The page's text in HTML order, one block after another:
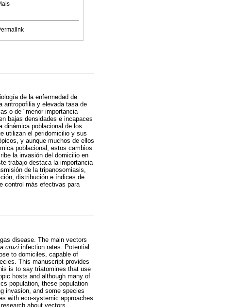
de la enfermedad de
antropofilia y elevada tasa de
o de "menor importancia
bajas densidades e incapaces
dinámica poblacional de los
utilizan el peridomicilio y sus
y aunque muchos de ellos
poblacional, estos cambios
la invasión del domicilio en
trabajo destaca la importancia
de la tripanosomiasis,
distribución e índices de
control más efectivas para
disease. The main vectors
cruzi infection rates. Potential
to domiciles, capable of
This manuscript provides
is to say triatomines that use
hosts and although many of
population, these population
invasion, and some species
with eco-systemic approaches
about vectors,